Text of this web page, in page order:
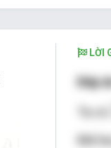
LỜI
Đáp
Mà